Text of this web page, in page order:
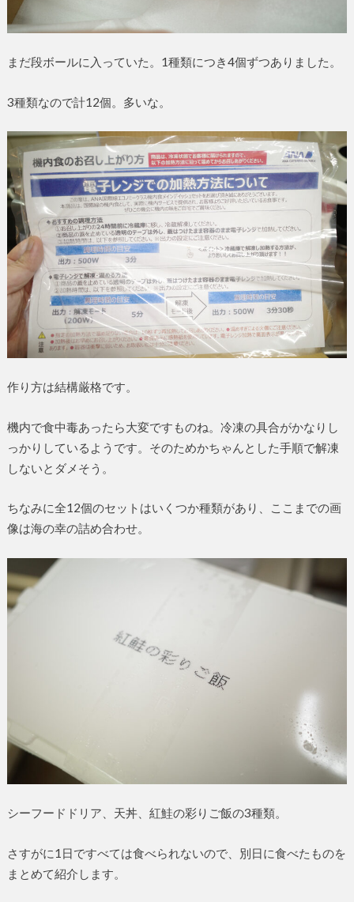
まだ段ボールに入っていた。1種類につき4個ずつありました。
3種類なので計12個。多いな。
作り方は結構厳格です。
機内で食中毒あったら大変ですものね。冷凍の具合がかなりし
っかりしているようです。そのためかちゃんとした手順で解凍
しないとダメそう。
ちなみに全12個のセットはいくつか種類があり、ここまでの画
像は海の幸の詰め合わせ。
シーフードドリア、天丼、紅鮭の彩りご飯の3種類。
さすがに1日ですべては食べられないので、別日に食べたものを
まとめて紹介します。